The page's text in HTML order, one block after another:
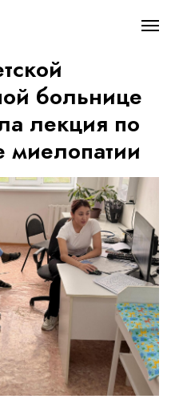
больнице
лекция по
миелопатии